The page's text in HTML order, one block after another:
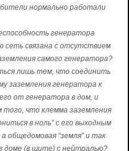
нормально работали
генератора
сеть связана с отсутствием
самого генератора?
лишь тем, что соединить
заземления генератора к
от генератора в дом, и
того, что клемма заземления
в ноль” с его выходным
общедомовая “земля” и так
доме (в щите) с нейтралью?